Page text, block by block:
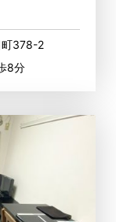
町378-2
8分